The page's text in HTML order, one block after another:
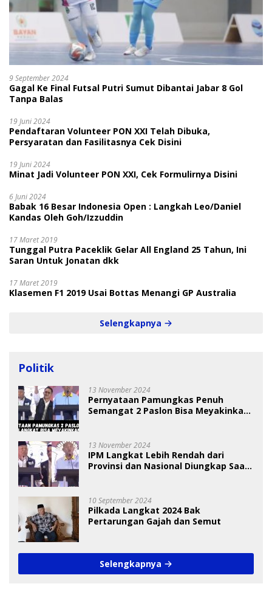
9 September 2024
Gagal Ke Final Futsal Putri Sumut Dibantai Jabar 8 Gol
Tanpa Balas
19 Juni 2024
Pendaftaran Volunteer PON XXI Telah Dibuka,
Persyaratan dan Fasilitasnya Cek Disini
19 Juni 2024
Minat Jadi Volunteer PON XXI, Cek Formulirnya Disini
6 Juni 2024
Babak 16 Besar Indonesia Open : Langkah Leo/Daniel
Kandas Oleh Goh/Izzuddin
17 Maret 2019
Tunggal Putra Paceklik Gelar All England 25 Tahun, Ini
Saran Untuk Jonatan dkk
17 Maret 2019
Klasemen F1 2019 Usai Bottas Menangi GP Australia
Selengkapnya
Politik
13 November 2024
Pernyataan Pamungkas Penuh
Semangat 2 Paslon Bisa Meyakinkan
13 November 2024
IPM Langkat Lebih Rendah dari
Provinsi dan Nasional Diungkap Saat
10 September 2024
Pilkada Langkat 2024 Bak
Pertarungan Gajah dan Semut
Selengkapnya